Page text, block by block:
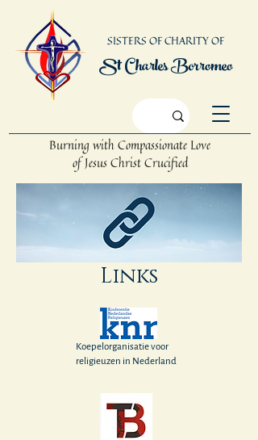
Burning with Compassionate Love
of Jesus Christ Crucified
St Charles Borromeo
SISTERS OF CHARITY OF
Links
Koepelorganisatie voor
religieuzen in Nederland